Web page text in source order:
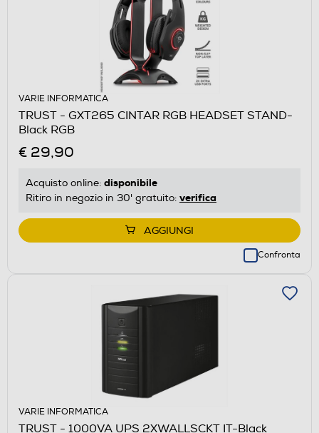
VARIE INFORMATICA
TRUST - GXT265 CINTAR RGB HEADSET STAND-
Black RGB
€ 29,90
Acquisto online: disponibile
Ritiro in negozio in 30' gratuito: verifica
AGGIUNGI
Confronta
VARIE INFORMATICA
TRUST - 1000VA UPS 2XWALLSCKT IT-Black